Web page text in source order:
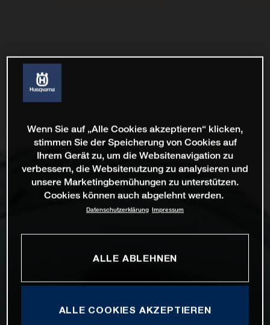
Wenn Sie auf „Alle Cookies akzeptieren“ klicken,
stimmen Sie der Speicherung von Cookies auf
Ihrem Gerät zu, um die Websitenavigation zu
verbessern, die Websitenutzung zu analysieren und
unsere Marketingbemühungen zu unterstützen.
Cookies können auch abgelehnt werden.
Datenschutzerklärung Impressum
ALLE ABLEHNEN
ALLE COOKIES AKZEPTIEREN